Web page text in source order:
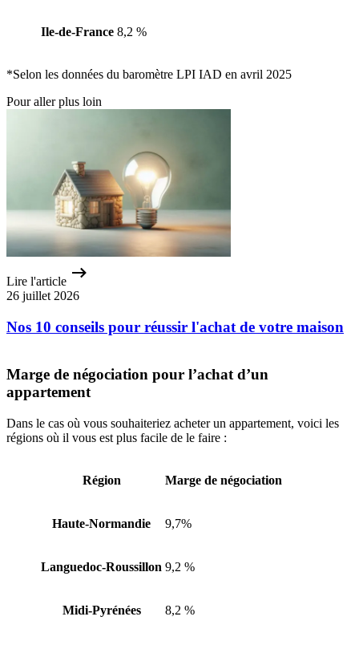
Ile-de-France 8,2 %
*Selon les données du baromètre LPI IAD en avril 2025
Pour aller plus loin
Lire l'article
26 juillet 2026
Nos 10 conseils pour réussir l'achat de votre maison
Marge de négociation pour l’achat d’un
appartement
Dans le cas où vous souhaiteriez acheter un appartement, voici les
régions où il vous est plus facile de le faire :
Région Marge de négociation
Haute-Normandie 9,7%
Languedoc-Roussillon 9,2 %
Midi-Pyrénées 8,2 %